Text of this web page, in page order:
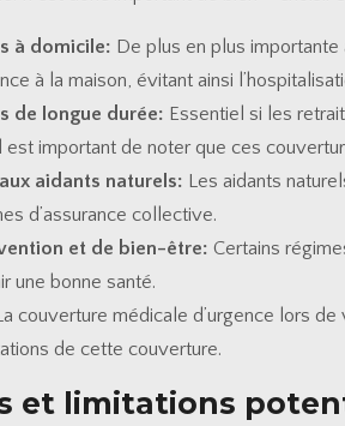
à domicile: De plus en plus
à la maison, évitant ainsi
de longue durée: Essentiel si les
important de noter que ces
aidants naturels: Les aidants
d’assurance collective.
et de bien-être: Certains
une bonne santé.
couverture médicale d’urgence lors
de cette couverture.
et limitations